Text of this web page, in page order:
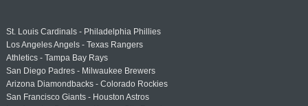
St. Louis Cardinals - Philadelphia Phillies
Los Angeles Angels - Texas Rangers
Athletics - Tampa Bay Rays
San Diego Padres - Milwaukee Brewers
Arizona Diamondbacks - Colorado Rockies
San Francisco Giants - Houston Astros